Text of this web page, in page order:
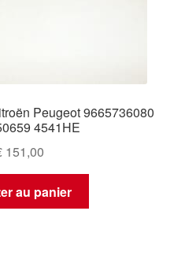
Peugeot 9665736080
4541HE
151,00
au panier